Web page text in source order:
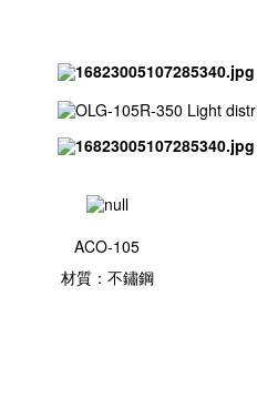
ACO-105
材質：不鏽鋼